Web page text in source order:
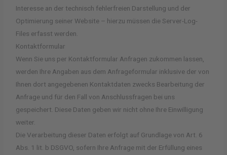
Interesse an der technisch fehlerfreien Darstellung und der
Optimierung seiner Website – hierzu müssen die Server-Log-
Files erfasst werden.
Kontaktformular
Wenn Sie uns per Kontaktformular Anfragen zukommen lassen,
werden Ihre Angaben aus dem Anfrageformular inklusive der von
Ihnen dort angegebenen Kontaktdaten zwecks Bearbeitung der
Anfrage und für den Fall von Anschlussfragen bei uns
gespeichert. Diese Daten geben wir nicht ohne Ihre Einwilligung
weiter.
Die Verarbeitung dieser Daten erfolgt auf Grundlage von Art. 6
Abs. 1 lit. b DSGVO, sofern Ihre Anfrage mit der Erfüllung eines